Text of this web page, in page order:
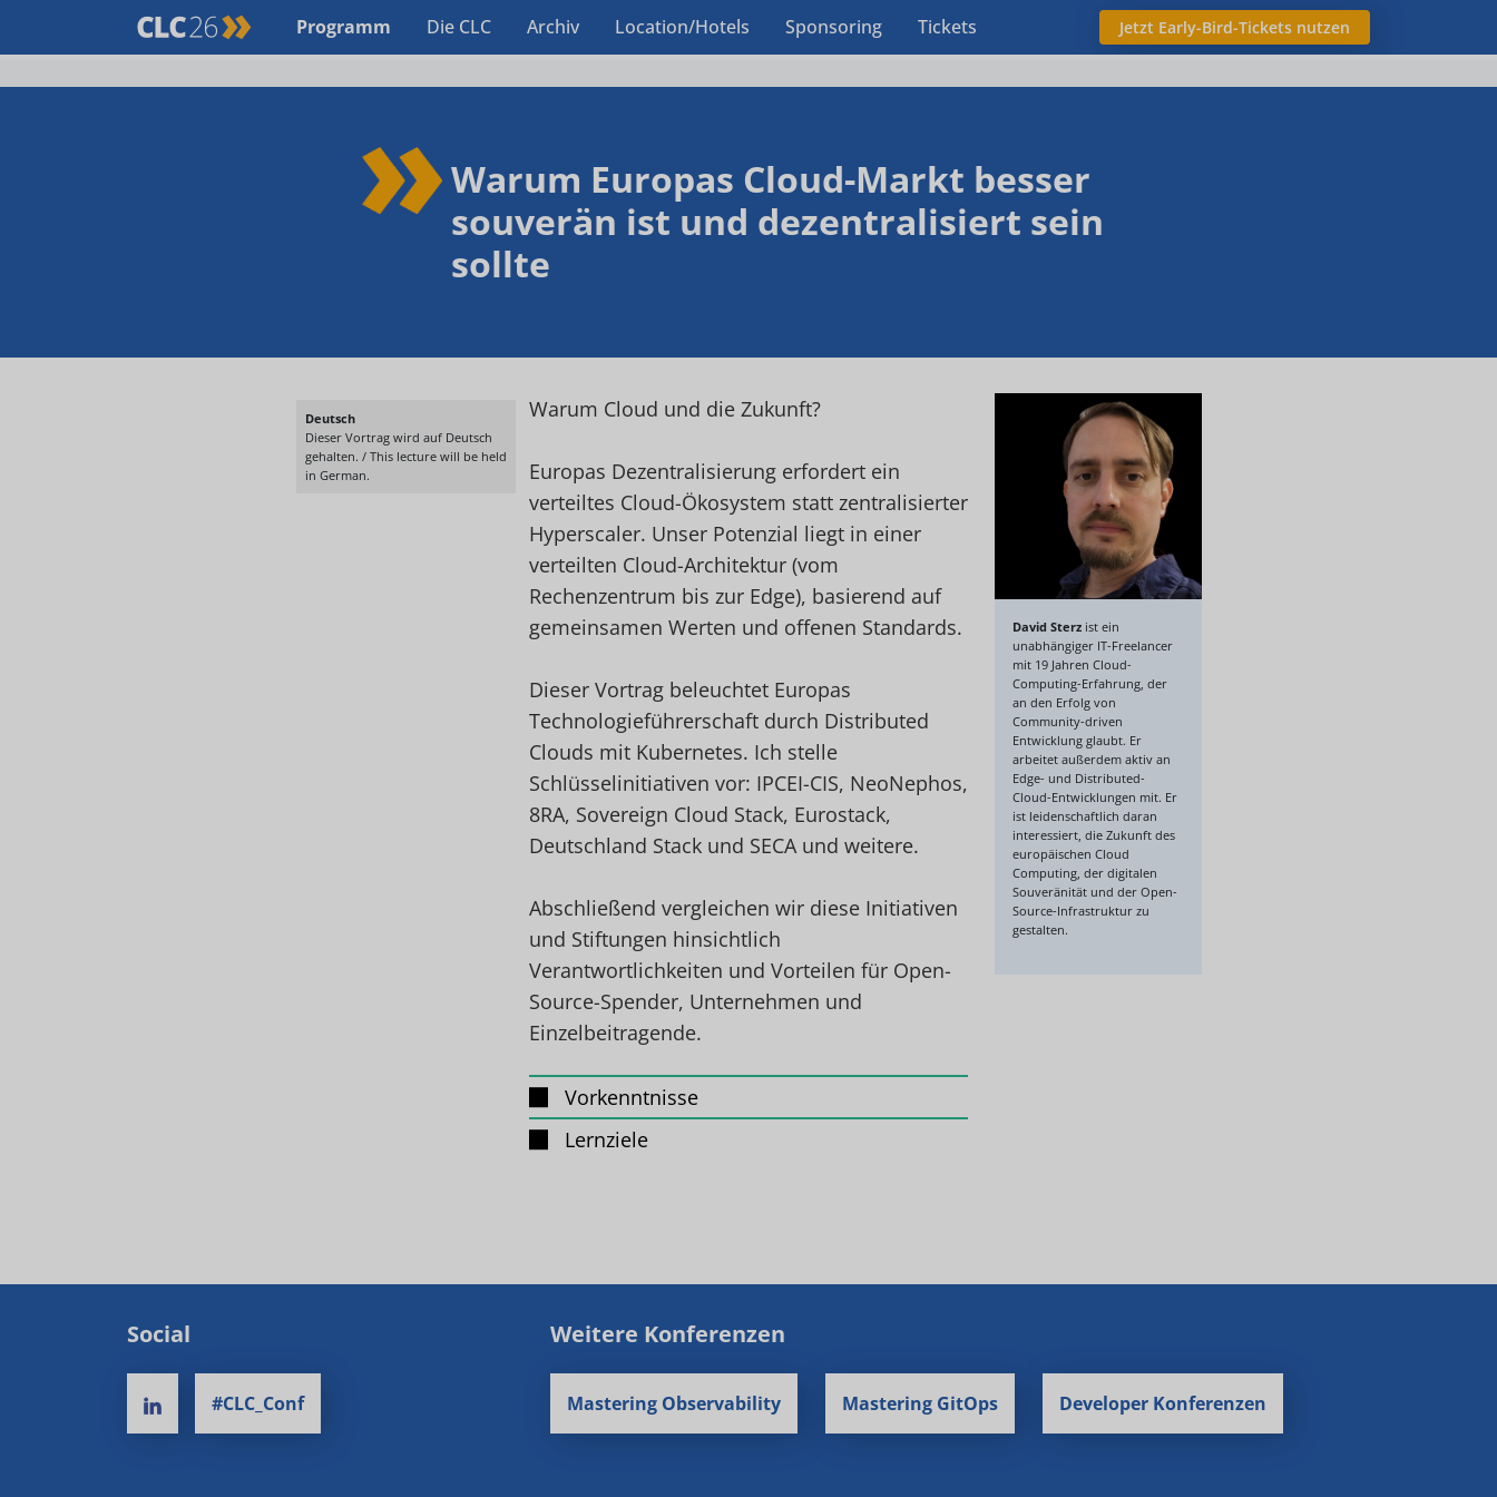
Programm Die CLC Archiv Location/Hotels Sponsoring Tickets Jetzt Early-Bird-Tickets nutzen
Warum Europas Cloud-Markt besser
souverän ist und dezentralisiert sein
sollte
Deutsch
Dieser Vortrag wird auf Deutsch
gehalten. / This lecture will be held
in German.
Warum Cloud und die Zukunft?
Europas Dezentralisierung erfordert ein
verteiltes Cloud-Ökosystem statt zentralisierter
Hyperscaler. Unser Potenzial liegt in einer
verteilten Cloud-Architektur (vom
Rechenzentrum bis zur Edge), basierend auf
gemeinsamen Werten und offenen Standards.
Dieser Vortrag beleuchtet Europas
Technologieführerschaft durch Distributed
Clouds mit Kubernetes. Ich stelle
Schlüsselinitiativen vor: IPCEI-CIS, NeoNephos,
8RA, Sovereign Cloud Stack, Eurostack,
Deutschland Stack und SECA und weitere.
Abschließend vergleichen wir diese Initiativen
und Stiftungen hinsichtlich
Verantwortlichkeiten und Vorteilen für Open-
Source-Spender, Unternehmen und
Einzelbeitragende.
Vorkenntnisse
Lernziele
David Sterz ist ein
unabhängiger IT-Freelancer
mit 19 Jahren Cloud-
Computing-Erfahrung, der
an den Erfolg von
Community-driven
Entwicklung glaubt. Er
arbeitet außerdem aktiv an
Edge- und Distributed-
Cloud-Entwicklungen mit. Er
ist leidenschaftlich daran
interessiert, die Zukunft des
europäischen Cloud
Computing, der digitalen
Souveränität und der Open-
Source-Infrastruktur zu
gestalten.
Social
#CLC_Conf
Weitere Konferenzen
Mastering Observability Mastering GitOps Developer Konferenzen